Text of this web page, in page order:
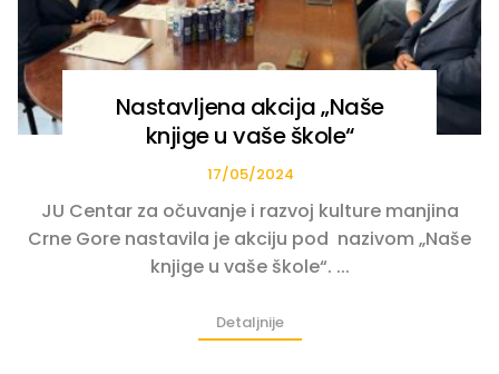
Nastavljena akcija „Naše
knjige u vaše škole“
17/05/2024
JU Centar za očuvanje i razvoj kulture manjina
Crne Gore nastavila je akciju pod nazivom „Naše
knjige u vaše škole“. ...
Detaljnije